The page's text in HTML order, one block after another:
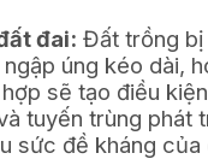
đai: Đất trồng bị
úng kéo dài,
sẽ tạo điều
tuyến trùng phát
sức đề kháng của